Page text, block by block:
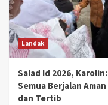
Landak
Salad Id 2026, Karolin:
Semua Berjalan Aman
dan Tertib